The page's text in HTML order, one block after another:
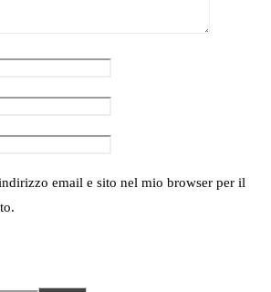
email e sito nel mio browser per il